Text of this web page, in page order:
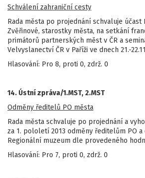
Schválení zahraniční cesty
Rada města po projednání schvaluje účast
Zvěřinové, starostky města, na setkání
primátorů partnerských měst v ČR a
Velvyslanectví ČR v Paříži ve dnech 21.-
Hlasování: Pro 8, proti 0, zdrž. 0
14. Ústní zpráva/1.MST, 2.MST
Odměny ředitelů PO města
Rada města schvaluje po projednání a
za 1. pololetí 2013 odměny ředitelům PO a
Regionální muzeum dle provedeného
Hlasování: Pro 7, proti 0, zdrž. 0